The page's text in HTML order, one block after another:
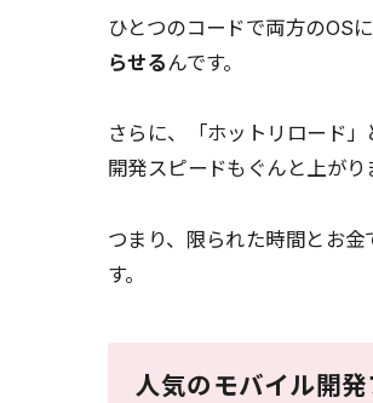
ひとつのコードで両方のOS
らせる んです。
さらに、「ホットリロード
開発スピードもぐんと上がり
つまり、限られた時間とお
す。
人気のモバイル開